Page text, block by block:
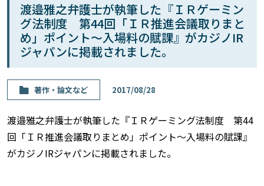
渡邉雅之弁護士が執筆した『ＩＲゲーミン
グ法制度 第44回「ＩＲ推進会議取りまと
め」ポイント〜入場料の賦課』がカジノIR
ジャパンに掲載されました。
著作・論⽂など 2017/08/28
渡邉雅之弁護士が執筆した『ＩＲゲーミング法制度 第44
回「ＩＲ推進会議取りまとめ」ポイント〜入場料の賦課』
がカジノIRジャパンに掲載されました。